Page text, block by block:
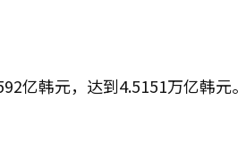
亿韩元，达到4.5151万亿韩